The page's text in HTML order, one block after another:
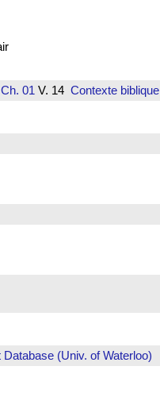
01V. 14 Contexte biblique
(Univ. of Waterloo)